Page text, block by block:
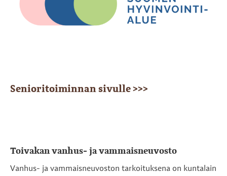
Senioritoiminnan sivulle >>>
Toivakan vanhus- ja vammaisneuvosto
Vanhus- ja vammaisneuvoston tarkoituksena on kuntalain